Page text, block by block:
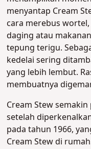
menyantap Cream
cara merebus
daging atau
tepung terigu.
kedelai sering
yang lebih lembut.
membuatnya
Cream Stew
setelah
pada tahun 1966,
Cream Stew di